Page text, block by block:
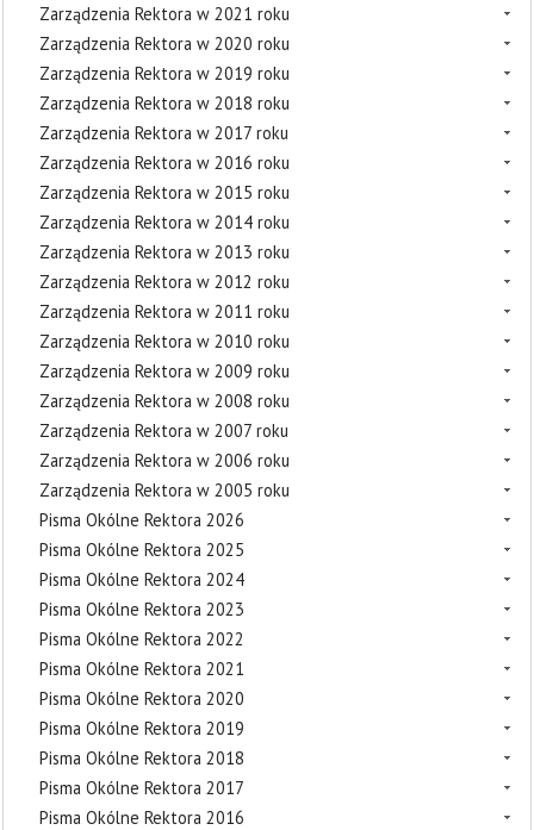
Zarządzenia Rektora w 2021 roku
Zarządzenia Rektora w 2020 roku
Zarządzenia Rektora w 2019 roku
Zarządzenia Rektora w 2018 roku
Zarządzenia Rektora w 2017 roku
Zarządzenia Rektora w 2016 roku
Zarządzenia Rektora w 2015 roku
Zarządzenia Rektora w 2014 roku
Zarządzenia Rektora w 2013 roku
Zarządzenia Rektora w 2012 roku
Zarządzenia Rektora w 2011 roku
Zarządzenia Rektora w 2010 roku
Zarządzenia Rektora w 2009 roku
Zarządzenia Rektora w 2008 roku
Zarządzenia Rektora w 2007 roku
Zarządzenia Rektora w 2006 roku
Zarządzenia Rektora w 2005 roku
Pisma Okólne Rektora 2026
Pisma Okólne Rektora 2025
Pisma Okólne Rektora 2024
Pisma Okólne Rektora 2023
Pisma Okólne Rektora 2022
Pisma Okólne Rektora 2021
Pisma Okólne Rektora 2020
Pisma Okólne Rektora 2019
Pisma Okólne Rektora 2018
Pisma Okólne Rektora 2017
Pisma Okólne Rektora 2016